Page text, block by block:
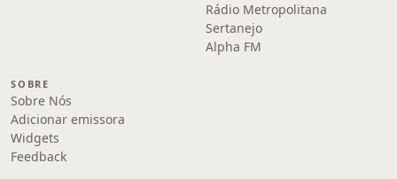
Rádio Metropolitana
Sertanejo
Alpha FM
SOBRE
Sobre Nós
Adicionar emissora
Widgets
Feedback